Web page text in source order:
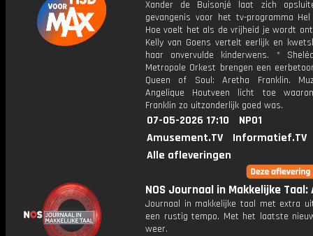
Xander de Buisonjé laat zich
gevangenis voor het tv-programma
Hoe voelt het als de vrijheid je wordt
Kelly van Goens vertelt eerlijk en
haar onvervulde kinderwens. *
Metropole Orkest brengen een
Queen of Soul: Aretha Franklin.
Angelique Houtveen licht toe
Franklin zo uitzonderlijk goed was.
07-05-2026 17:10
NPO1
Amusement.TV
Informatief.TV
Alle afleveringen
NOS Journaal in Makkelijke Taal:
Journaal in makkelijke taal met extra
een rustig tempo. Met het laatste
weer.